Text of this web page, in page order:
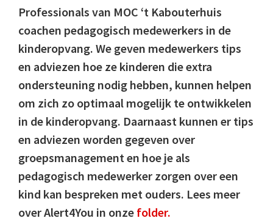
Professionals van MOC ‘t Kabouterhuis
coachen pedagogisch medewerkers in de
kinderopvang. We geven medewerkers tips
en adviezen hoe ze kinderen die extra
ondersteuning nodig hebben, kunnen helpen
om zich zo optimaal mogelijk te ontwikkelen
in de kinderopvang. Daarnaast kunnen er tips
en adviezen worden gegeven over
groepsmanagement en hoe je als
pedagogisch medewerker zorgen over een
kind kan bespreken met ouders. Lees meer
over Alert4You in onze folder.